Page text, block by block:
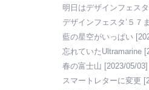
明日はデザインフェスタ
デザインフェスタ’５７
藍の星空がいっぱい
忘れていたUltramarine
春の富士山 [2023/05/03]
スマートレターに変更